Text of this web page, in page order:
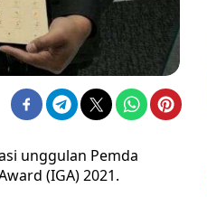
unggulan Pemda
(IGA) 2021.